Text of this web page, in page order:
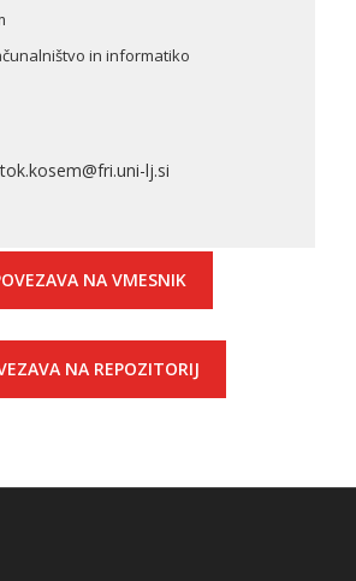
in informatiko
lj.si
NA VMESNIK
NA REPOZITORIJ